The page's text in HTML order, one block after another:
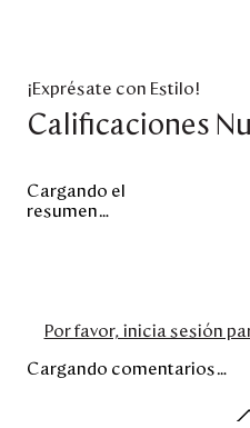
¡Exprésate con Estilo!
Calificaciones
Cargando el
resumen…
Por favor, inicia sesión
Cargando comentarios…